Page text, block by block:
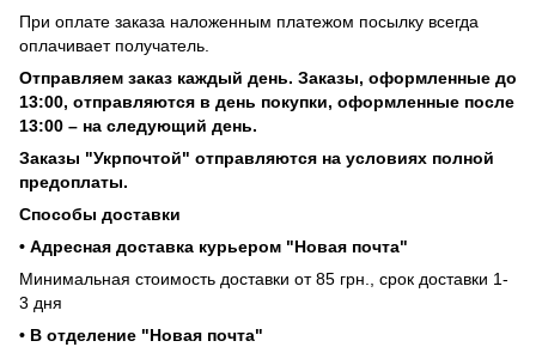
При оплате заказа наложенным платежом посылку всегда
оплачивает получатель.
Отправляем заказ каждый день. Заказы, оформленные до
13:00, отправляются в день покупки, оформленные после
13:00 – на следующий день.
Заказы "Укрпочтой" отправляются на условиях полной
предоплаты.
Способы доставки
• Адресная доставка курьером "Новая почта"
Минимальная стоимость доставки от 85 грн., срок доставки 1-
3 дня
• В отделение "Новая почта"